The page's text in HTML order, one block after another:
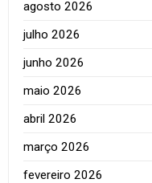
agosto 2026
julho 2026
junho 2026
maio 2026
abril 2026
março 2026
fevereiro 2026